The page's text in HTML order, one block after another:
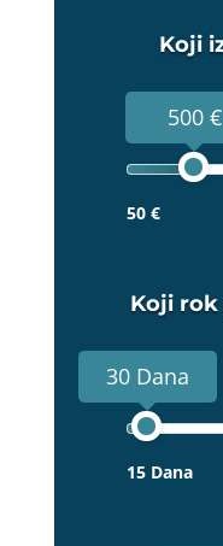
Koji
500 €
50 €
Koji rok
30 Dana
15 Dana